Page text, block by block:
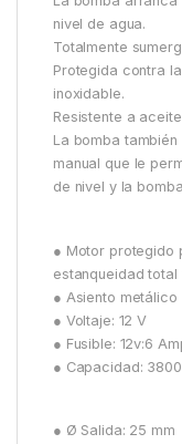
nivel de agua.
Totalmente
Protegida contra
inoxidable.
Resistente a
La bomba
manual que le
de nivel y la
● Motor protegido
estanqueidad
● Asiento metálico
● Voltaje: 12 V
● Fusible: 12v:6
● Capacidad:
● Ø Salida: 25 mm